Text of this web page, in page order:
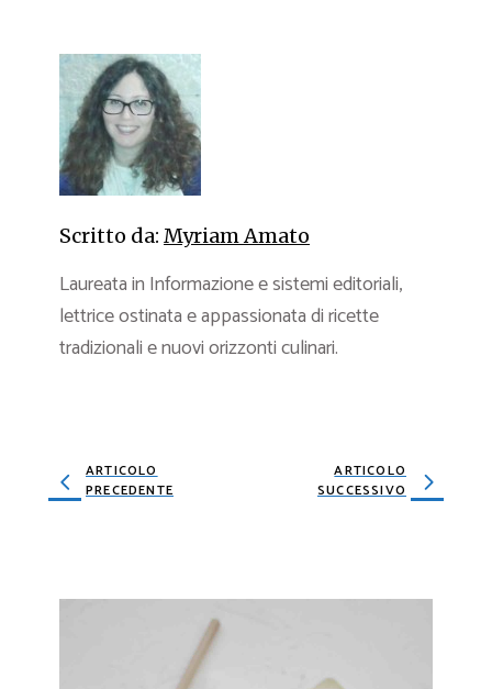
Scritto da: Myriam Amato
Laureata in Informazione e sistemi editoriali,
lettrice ostinata e appassionata di ricette
tradizionali e nuovi orizzonti culinari.
ARTICOLO
PRECEDENTE
ARTICOLO
SUCCESSIVO